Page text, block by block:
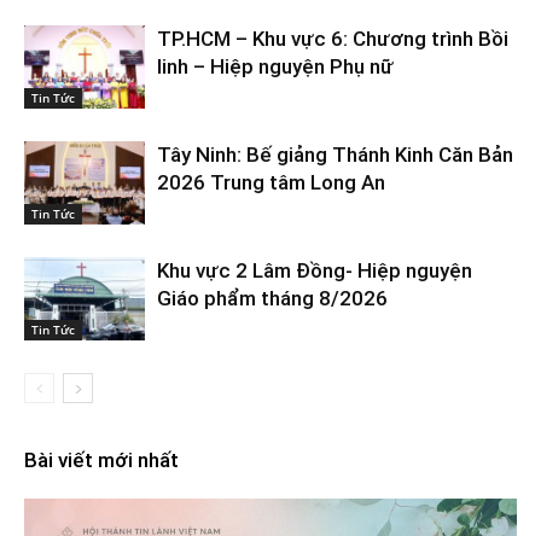
Tin Tức
TP.HCM – Khu vực 6: Chương trình Bồi
linh – Hiệp nguyện Phụ nữ
Tin Tức
Tây Ninh: Bế giảng Thánh Kinh Căn Bản
2026 Trung tâm Long An
Tin Tức
Khu vực 2 Lâm Đồng- Hiệp nguyện
Giáo phẩm tháng 8/2026
Bài viết mới nhất